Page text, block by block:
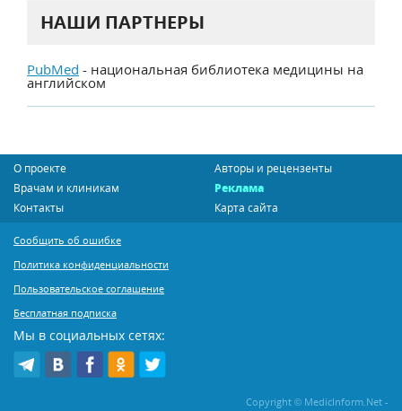
НАШИ ПАРТНЕРЫ
PubMed - национальная библиотека медицины на
английском
О проекте
Авторы и рецензенты
Врачам и клиникам
Реклама
Контакты
Карта сайта
Сообщить об ошибке
Политика конфиденциальности
Пользовательское соглашение
Бесплатная подписка
Мы в социальных сетях:
Copyright © MedicInform.Net -